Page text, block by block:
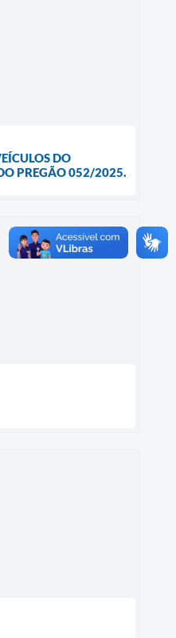
DO
PREGÃO 052/2025.